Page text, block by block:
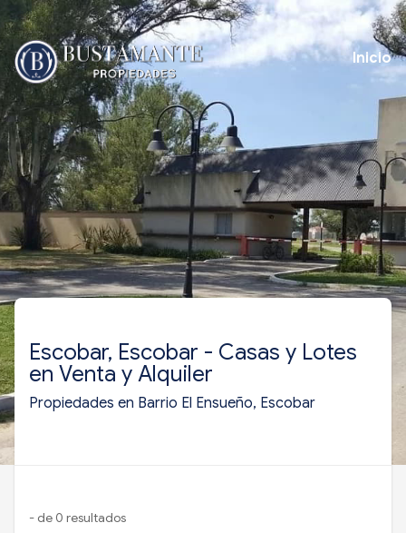
Inicio
Escobar, Escobar - Casas y Lotes
en Venta y Alquiler
Propiedades en Barrio El Ensueño, Escobar
- de 0 resultados